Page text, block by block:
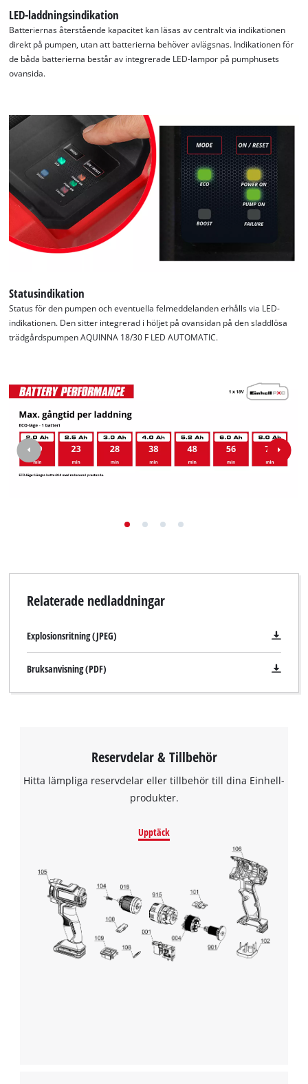
LED-laddningsindikation
Batteriernas återstående kapacitet kan läsas av centralt via indikationen
direkt på pumpen, utan att batterierna behöver avlägsnas. Indikationen för
de båda batterierna består av integrerade LED-lampor på pumphusets
ovansida.
Statusindikation
Status för den pumpen och eventuella felmeddelanden erhålls via LED-
indikationen. Den sitter integrerad i höljet på ovansidan på den sladdlösa
trädgårdspumpen AQUINNA 18/30 F LED AUTOMATIC.
Relaterade nedladdningar
Explosionsritning (JPEG)
Bruksanvisning (PDF)
Reservdelar & Tillbehör
Hitta lämpliga reservdelar eller tillbehör till dina Einhell-
produkter.
Upptäck